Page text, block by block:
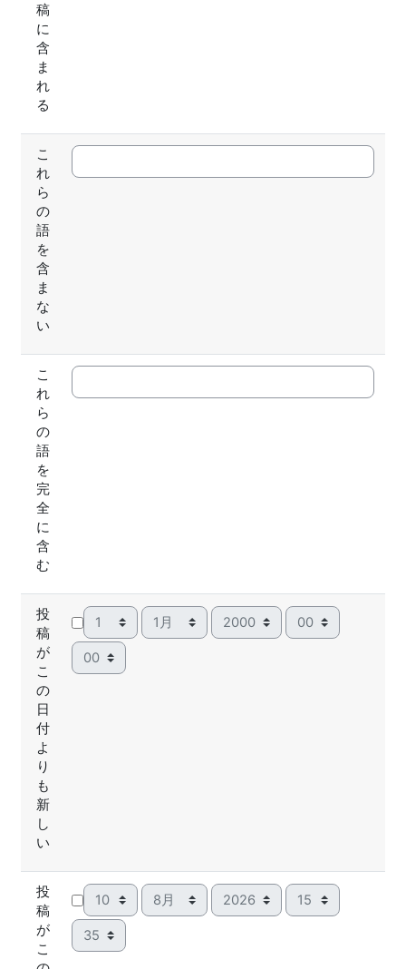
稿
に
含
ま
れ
る
こ
れ
ら
の
語
を
含
ま
な
い
こ
れ
ら
の
語
を
完
全
に
含
む
投
稿
が
こ
の
日
付
よ
り
も
新
し
い
日 月 年 時
分
投
稿
が
こ
日 月 年 時
分